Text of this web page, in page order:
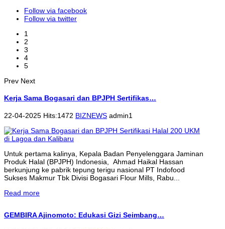
Follow via facebook
Follow via twitter
1
2
3
4
5
Prev Next
Kerja Sama Bogasari dan BPJPH Sertifikas…
22-04-2025 Hits:1472 BIZNEWS admin1
Untuk pertama kalinya, Kepala Badan Penyelenggara Jaminan
Produk Halal (BPJPH) Indonesia, Ahmad Haikal Hassan
berkunjung ke pabrik tepung terigu nasional PT Indofood
Sukses Makmur Tbk Divisi Bogasari Flour Mills, Rabu...
Read more
GEMBIRA Ajinomoto: Edukasi Gizi Seimbang…